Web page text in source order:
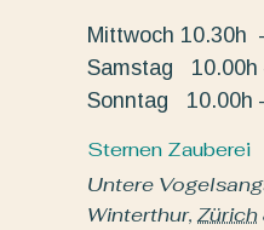
Mittwoch 10.30h
Samstag 10.00h
Sonntag 10.00h
Sternen Zauberei
Untere
Winterthur, Zürich